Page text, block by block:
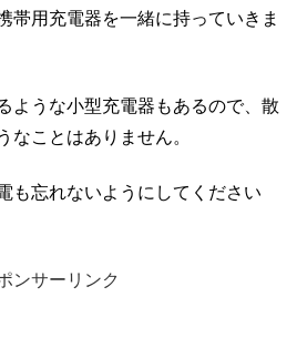
帯用充電器を一緒に持っていきま
ような小型充電器もあるので、散
なことはありません。
も忘れないようにしてください
ンサーリンク